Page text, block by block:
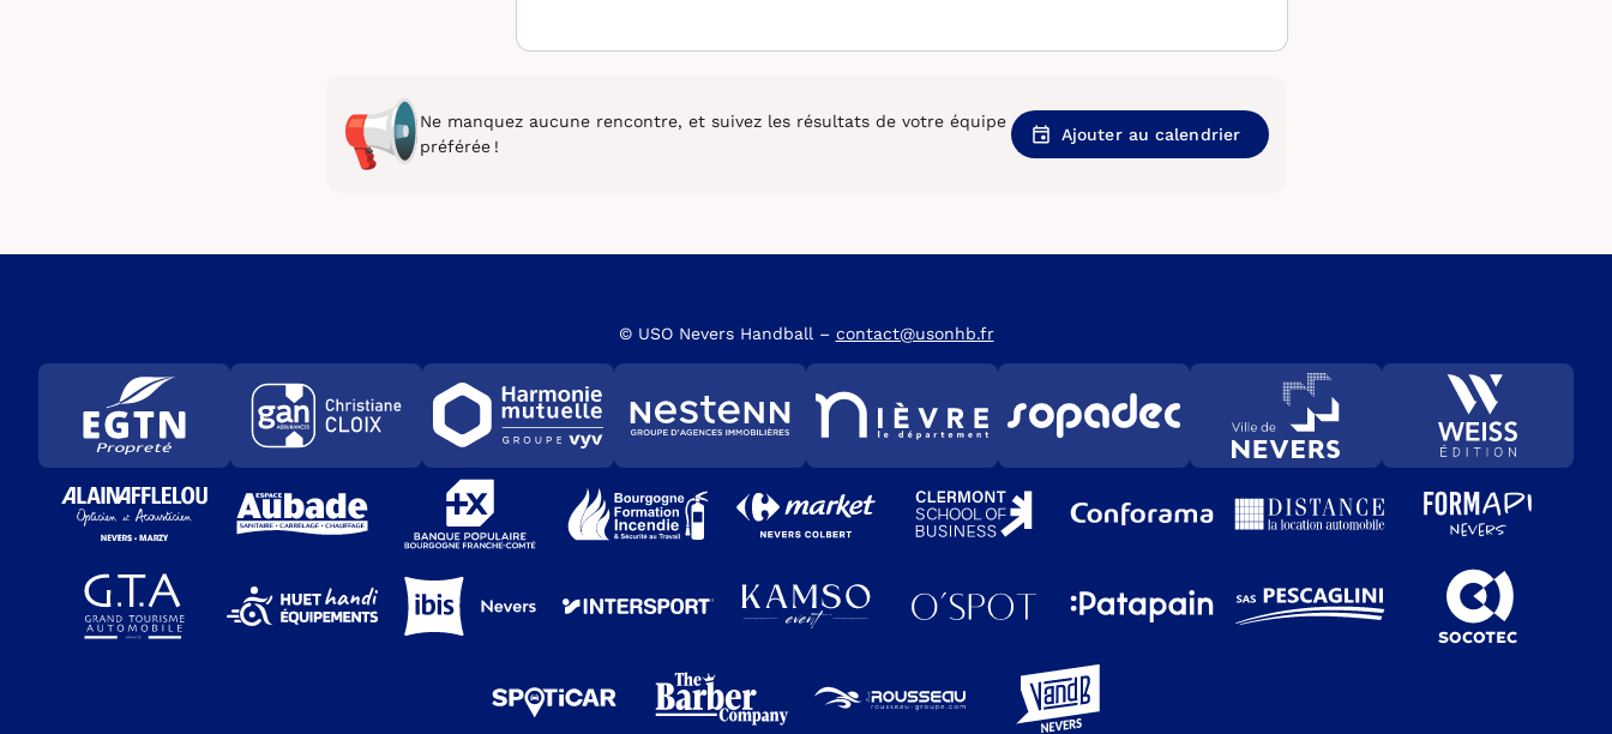
Ne manquez aucune rencontre, et suivez les résultats de votre équipe
préférée !
Ajouter au calendrier
© USO Nevers Handball – contact@usonhb.fr